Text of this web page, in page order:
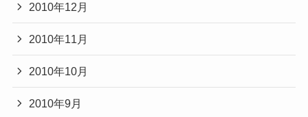
2010年12月
2010年11月
2010年10月
2010年9月